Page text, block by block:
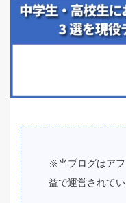
※当ブログはア
益で運営されてい